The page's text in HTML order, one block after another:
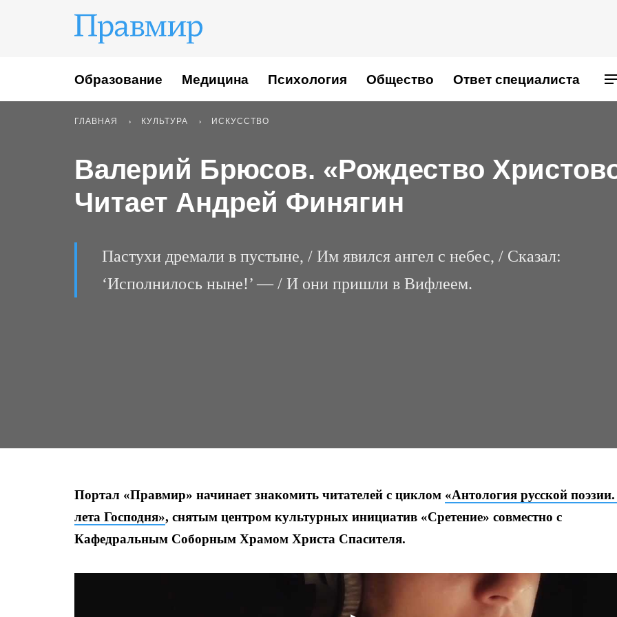
Образование Медицина Психология Общество Ответ специалиста
ГЛАВНАЯ КУЛЬТУРА ИСКУССТВО
Валерий Брюсов. «Рождество
Читает Андрей Финягин
Пастухи дремали в пустыне, / Им явился ангел с небес, / Сказал:
‘Исполнилось ныне!’ — / И они пришли в Вифлеем.
Портал «Правмир» начинает знакомить читателей с циклом «Антология русской
лета Господня», снятым центром культурных инициатив «Сретение» совместно с
Кафедральным Соборным Храмом Христа Спасителя.